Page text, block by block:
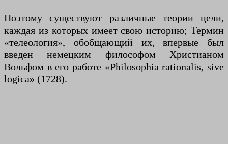
Поэтому существуют различные теории цели,
каждая из которых имеет свою историю; Термин
«телеология», обобщающий их, впервые был
введен немецким философом Христианом
Вольфом в его работе «Philosophia rationalis, sive
logica» (1728).